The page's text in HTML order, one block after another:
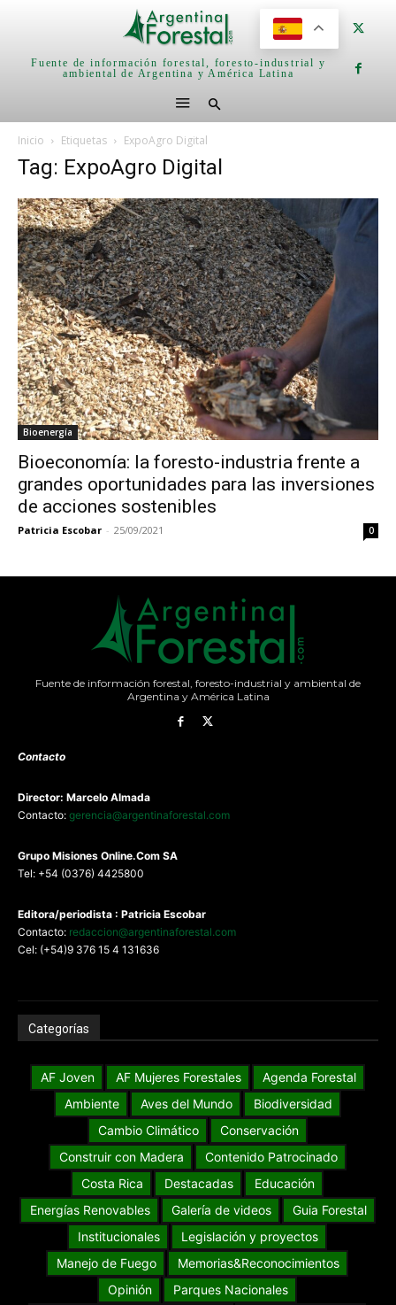
Fuente de información forestal, foresto-industrial y
ambiental de Argentina y América Latina
Inicio Etiquetas ExpoAgro Digital
Tag: ExpoAgro Digital
Bioenergía
Bioeconomía: la foresto-industria frente a
grandes oportunidades para las inversiones
de acciones sostenibles
Patricia Escobar - 25/09/2021 0
Fuente de información forestal, foresto-industrial y ambiental de
Argentina y América Latina
Contacto
Director: Marcelo Almada
Contacto: gerencia@argentinaforestal.com
Grupo Misiones Online.Com SA
Tel: +54 (0376) 4425800
Editora/periodista : Patricia Escobar
Contacto: redaccion@argentinaforestal.com
Cel: (+54)9 376 15 4 131636
Categorías
AF Joven AF Mujeres Forestales
Agenda Forestal
Ambiente
Aves del Mundo
Biodiversidad
Cambio Climático
Conservación
Construir con Madera
Contenido Patrocinado
Costa Rica
Destacadas
Educación
Energías Renovables
Galería de videos
Guia Forestal
Institucionales
Legislación y proyectos
Manejo de Fuego
Memorias&Reconocimientos
Opinión
Parques Nacionales